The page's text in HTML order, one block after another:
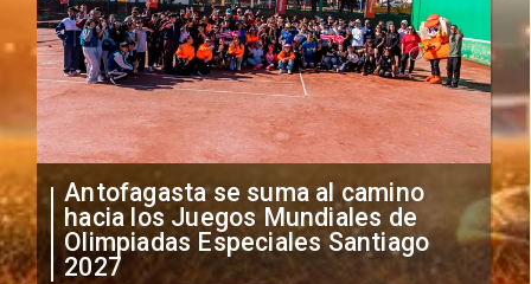
"Falta de profesionalismo": Sifup
anuncia medidas por situación
irregular de futbolistas
extranjeros